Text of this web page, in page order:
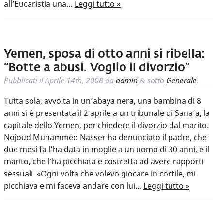
all’Eucaristia una… Leggi tutto »
Yemen, sposa di otto anni si ribella:
“Botte a abusi. Voglio il divorzio”
Pubblicati ilAprile 14th, 2008 daadmin & sotto Generale.
Tutta sola, avvolta in un’abaya nera, una bambina di 8
anni si è presentata il 2 aprile a un tribunale di Sana’a, la
capitale dello Yemen, per chiedere il divorzio dal marito.
Nojoud Muhammed Nasser ha denunciato il padre, che
due mesi fa l’ha data in moglie a un uomo di 30 anni, e il
marito, che l’ha picchiata e costretta ad avere rapporti
sessuali. «Ogni volta che volevo giocare in cortile, mi
picchiava e mi faceva andare con lui… Leggi tutto »